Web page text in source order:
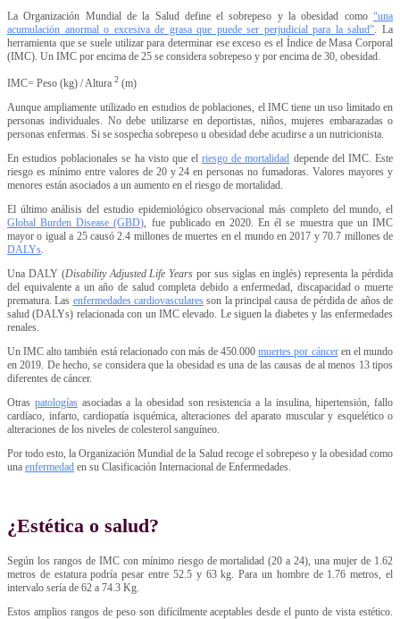
La Organización Mundial de la Salud define el sobrepeso y la obesidad como “una
acumulación anormal o excesiva de grasa que puede ser perjudicial para la salud”. La
herramienta que se suele utilizar para determinar ese exceso es el Índice de Masa Corporal
(IMC). Un IMC por encima de 25 se considera sobrepeso y por encima de 30, obesidad.
IMC= Peso (kg) / Altura 2 (m)
Aunque ampliamente utilizado en estudios de poblaciones, el IMC tiene un uso limitado en
personas individuales. No debe utilizarse en deportistas, niños, mujeres embarazadas o
personas enfermas. Si se sospecha sobrepeso u obesidad debe acudirse a un nutricionista.
En estudios poblacionales se ha visto que elriesgo de mortalidad depende del IMC. Este
riesgo es mínimo entre valores de 20 y 24 en personas no fumadoras. Valores mayores y
menores están asociados a un aumento en el riesgo de mortalidad.
El último análisis del estudio epidemiológico observacional más completo del mundo, el
Global Burden Disease (GBD), fue publicado en 2020. En él se muestra que un IMC
mayor o igual a 25 causó 2.4 millones de muertes en el mundo en 2017 y 70.7 millones de
DALYs.
Una DALY (Disability Adjusted Life Years por sus siglas en inglés) representa la pérdida
del equivalente a un año de salud completa debido a enfermedad, discapacidad o muerte
prematura. Las enfermedades cardiovasculares son la principal causa de pérdida de años de
salud (DALYs) relacionada con un IMC elevado. Le siguen la diabetes y las enfermedades
renales.
Un IMC alto también está relacionado con más de 450.000muertes por cánceren el mundo
en 2019. De hecho, se considera que la obesidad es una de las causas de al menos 13 tipos
diferentes de cáncer.
Otras patologíasasociadas a la obesidad son resistencia a la insulina, hipertensión, fallo
cardíaco, infarto, cardiopatía isquémica, alteraciones del aparato muscular y esquelético o
alteraciones de los niveles de colesterol sanguíneo.
Por todo esto, la Organización Mundial de la Salud recoge el sobrepeso y la obesidad como
una enfermedad en su Clasificación Internacional de Enfermedades.
¿Estética o salud?
Según los rangos de IMC con mínimo riesgo de mortalidad (20 a 24), una mujer de 1.62
metros de estatura podría pesar entre 52.5 y 63 kg. Para un hombre de 1.76 metros, el
intervalo sería de 62 a 74.3 Kg.
Estos amplios rangos de peso son difícilmente aceptables desde el punto de vista estético.